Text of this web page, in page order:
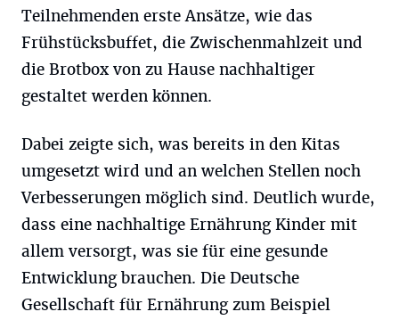
Teilnehmenden erste Ansätze, wie das
Frühstücksbuffet, die Zwischenmahlzeit und
die Brotbox von zu Hause nachhaltiger
gestaltet werden können.
Dabei zeigte sich, was bereits in den Kitas
umgesetzt wird und an welchen Stellen noch
Verbesserungen möglich sind. Deutlich wurde,
dass eine nachhaltige Ernährung Kinder mit
allem versorgt, was sie für eine gesunde
Entwicklung brauchen. Die Deutsche
Gesellschaft für Ernährung zum Beispiel